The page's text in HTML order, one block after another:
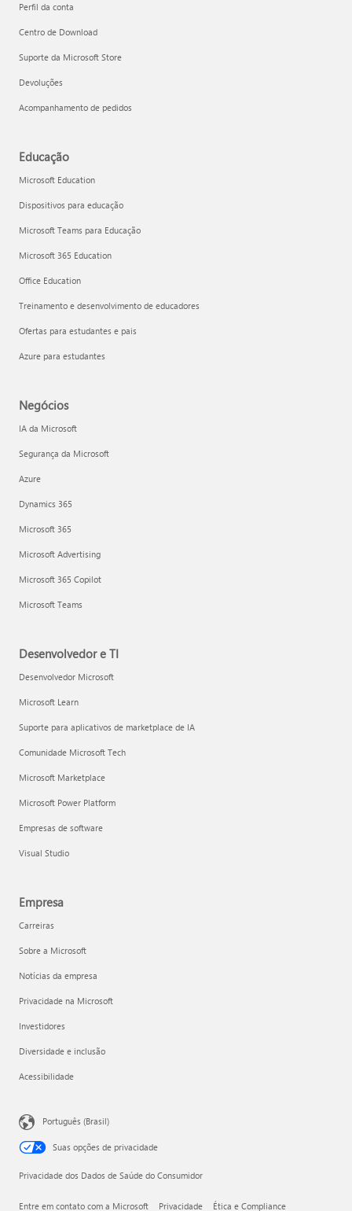
Perfil da conta
Centro de Download
Suporte da Microsoft Store
Devoluções
Acompanhamento de pedidos
Educação
Microsoft Education
Dispositivos para educação
Microsoft Teams para Educação
Microsoft 365 Education
Office Education
Treinamento e desenvolvimento de educadores
Ofertas para estudantes e pais
Azure para estudantes
Negócios
IA da Microsoft
Segurança da Microsoft
Azure
Dynamics 365
Microsoft 365
Microsoft Advertising
Microsoft 365 Copilot
Microsoft Teams
Desenvolvedor e TI
Desenvolvedor Microsoft
Microsoft Learn
Suporte para aplicativos de marketplace de IA
Comunidade Microsoft Tech
Microsoft Marketplace
Microsoft Power Platform
Empresas de software
Visual Studio
Empresa
Carreiras
Sobre a Microsoft
Notícias da empresa
Privacidade na Microsoft
Investidores
Diversidade e inclusão
Acessibilidade
Português (Brasil)
Suas opções de privacidade
Privacidade dos Dados de Saúde do Consumidor
Entre em contato com a Microsoft Privacidade Ética e Compliance